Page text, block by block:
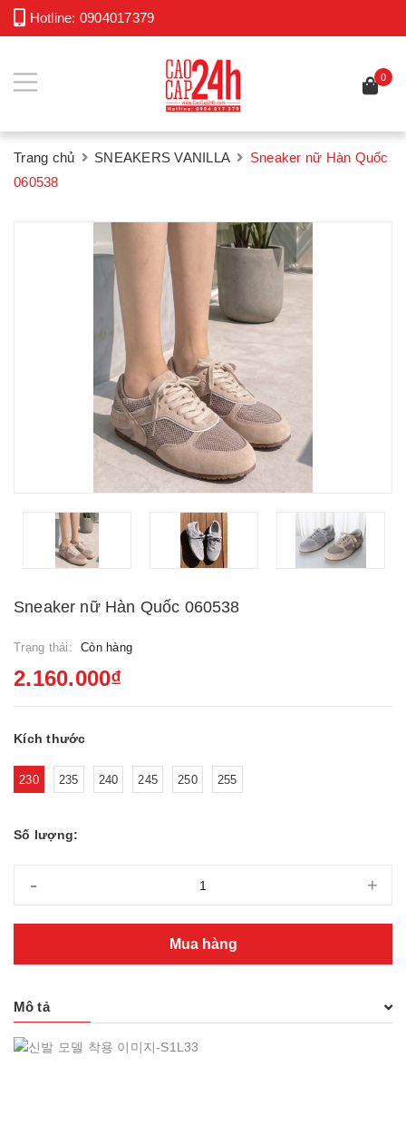
Hotline: 0904017379
0
Trang chủ SNEAKERS VANILLA
Sneaker nữ Hàn Quốc
060538
Sneaker nữ Hàn Quốc 060538
Trạng thái: Còn hàng
2.160.000₫
Kích thước
230 235 240 245 250 255
Số lượng:
- +
Mua hàng
Mô tả